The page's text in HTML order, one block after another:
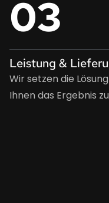
03
Leistung &
Wir setzen die
Ihnen das Ergebnis